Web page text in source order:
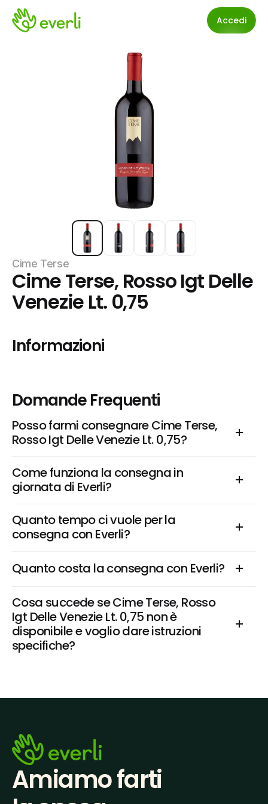
Accedi
Cime Terse
Cime Terse, Rosso Igt Delle
Venezie Lt. 0,75
Informazioni
Domande Frequenti
Posso farmi consegnare Cime Terse,
Rosso Igt Delle Venezie Lt. 0,75?
Come funziona la consegna in
giornata di Everli?
Quanto tempo ci vuole per la
consegna con Everli?
Quanto costa la consegna con Everli?
Cosa succede se Cime Terse, Rosso
Igt Delle Venezie Lt. 0,75 non è
disponibile e voglio dare istruzioni
specifiche?
Amiamo farti